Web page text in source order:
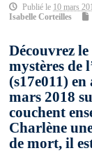
Publié le 10 mars
Isabelle Corteilles
Découvrez
mystères de
(s17e011)
mars 2018
couchent
Charlène
de mort, il